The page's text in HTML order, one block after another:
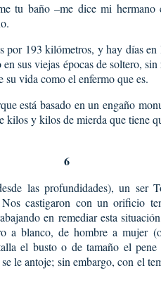
tu baño –me dice mi hermano
por 193 kilómetros, y hay días en
sus viejas épocas de soltero,
su vida como el enfermo que es.
está basado en un engaño
kilos y kilos de mierda que tiene
6
las profundidades), un ser
Nos castigaron con un orificio
en remediar esta
a blanco, de hombre a mujer
el busto o de tamaño el
le antoje; sin embargo, con el